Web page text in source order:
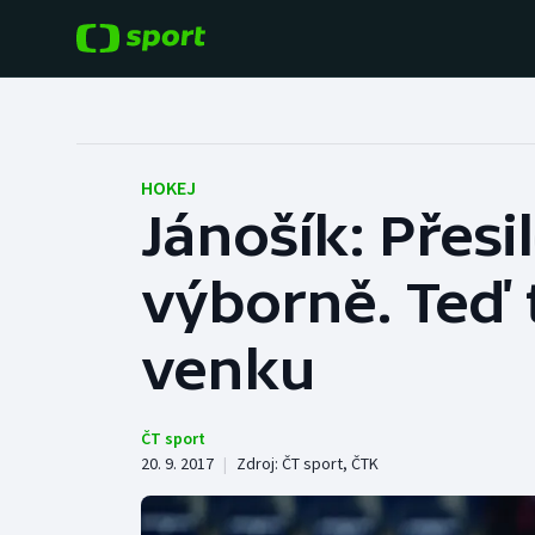
Hokej
Tenis
Baseball a softbal
Basketbal
HOKEJ
Jánošík:
výborně. Teď
venku
ČT sport
20. 9. 2017 | Zdroj: ČT sport, ČTK